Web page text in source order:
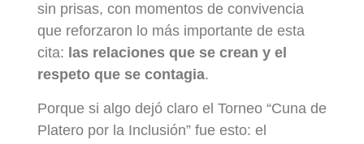
sin prisas, con momentos de convivencia
que reforzaron lo más importante de esta
cita: las relaciones que se crean y el
respeto que se contagia.
Porque si algo dejó claro el Torneo “Cuna de
Platero por la Inclusión” fue esto: el